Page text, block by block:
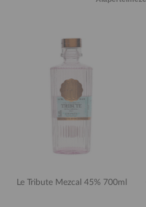
Le Tribute Mezcal 45% 700ml